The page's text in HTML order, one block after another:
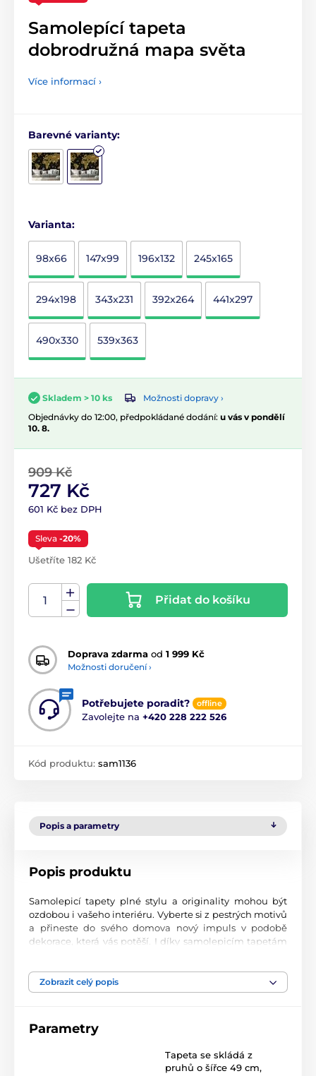
Samolepící tapeta
dobrodružná mapa světa
Více informací ›
Barevné varianty:
Varianta:
98x66 147x99 196x132 245x165
294x198 343x231 392x264 441x297
490x330 539x363
Skladem > 10 ks
Možnosti dopravy ›
Objednávky do 12:00, předpokládané dodání: u vás v pondělí
10. 8.
909 Kč
727 Kč
601 Kč bez DPH
Sleva -20%
Ušetříte 182 Kč
Přidat do košíku
Doprava zdarma od 1 999 Kč
Možnosti doručení ›
Potřebujete poradit? offline
Zavolejte na +420 228 222 526
Kód produktu: sam1136
Popis a parametry
Popis produktu
Samolepicí tapety plné stylu a originality mohou být
ozdobou i vašeho interiéru. Vyberte si z pestrých motivů
a přineste do svého domova nový impuls v podobě
dekorace, která vás potěší. I díky samolepicím tapetám
Perfektní tiskové zpracování
materiál s jemným povrchem a matným vzhledem. Tisk
90 µm. Tyto tapety neobsahují PVC a jsou opatřeny silně
přilnavým akrylovým lepidlem, které zajistí jejich pevné
Zobrazit celý popis
Parametry
Tapeta se skládá z
pruhů o šířce 49 cm,